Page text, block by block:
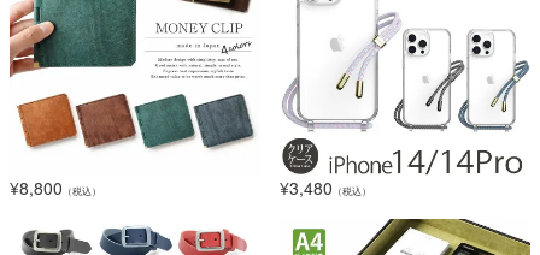
¥8,800 （税込） ¥3,480 （税込）